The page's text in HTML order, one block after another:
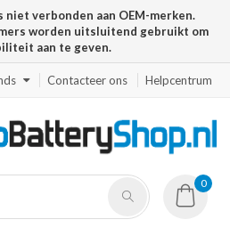
verbonden aan OEM-merken.
worden uitsluitend gebruikt om
aan te geven.
Contacteer ons Helpcentrum
0